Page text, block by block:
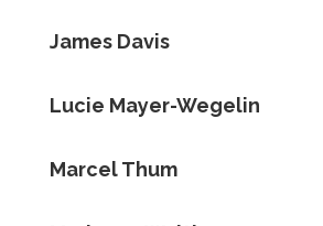
James Davis
Lucie Mayer-Wegelin
Marcel Thum